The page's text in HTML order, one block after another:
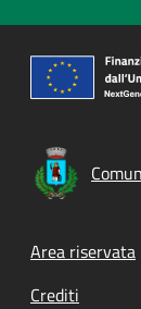
Footer
Area riservata
Crediti